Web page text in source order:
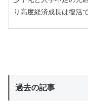
り高度経済成長は復活
過去の記事